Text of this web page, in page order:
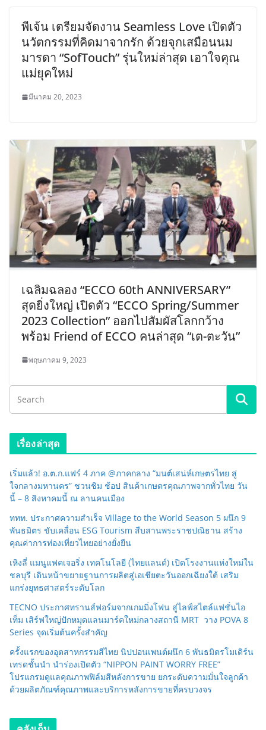
พีเจ้น เตรียมจัดงาน Seamless Love เปิดตัว
นวัตกรรมที่คิดมาจากรัก ด้วยจุกเสมือนนม
มารดา “SofTouch” รุ่นใหม่ล่าสุด เอาใจคุณ
แม่ยุคใหม่
มีนาคม 20, 2023
เฉลิมฉลอง “ECCO 60th ANNIVERSARY”
สุดยิ่งใหญ่ เปิดตัว “ECCO Spring/Summer
2023 Collection” ออกไปสัมผัสโลกกว้าง
พร้อม Friend of ECCO คนล่าสุด “เต-ตะวัน”
พฤษภาคม 9, 2023
เรื่องล่าสุด
เริ่มแล้ว! อ.ต.ก.แฟร์ 4 ภาค @ภาคกลาง “มนต์เสน่ห์เกษตรไทย สู่
ใจกลางมหานคร” ชวนชิม ช้อป สินค้าเกษตรคุณภาพจากทั่วไทย วัน
นี้ – 8 สิงหาคมนี้ ณ ลานคนเมือง
ททท. ประกาศความสำเร็จ Village to the World Season 5 ผนึก 9
พันธมิตร ขับเคลื่อน ESG Tourism สืบสานพระราชปณิธาน สร้าง
คุณค่าการท่องเที่ยวไทยอย่างยั่งยืน
เหิงลี่ แมนูแฟคเจอริ่ง เทคโนโลยี (ไทยแลนด์) เปิดโรงงานแห่งใหม่ใน
ชลบุรี เดินหน้าขยายฐานการผลิตสู่เอเชียตะวันออกเฉียงใต้ เสริม
แกร่งยุทธศาสตร์ระดับโลก
TECNO ประกาศทรานส์ฟอร์มจากเกมมิ่งโฟน สู่ไลฟ์สไตล์แฟชั่นไอ
เท็ม เสิร์ฟใหญ่ปักหมุดแลนมาร์คใหม่กลางสถานี MRT วาง POVA 8
Series จุดเริ่มต้นครั้งสำคัญ
ครั้งแรกของอุตสาหกรรมสีไทย นิปปอนเพนต์ผนึก 6 พันธมิตรโมเดิร์น
เทรดชั้นนำ นำร่องเปิดตัว “NIPPON PAINT WORRY FREE”
โปรแกรมดูแลคุณภาพฟิล์มสีหลังการขาย ยกระดับความมั่นใจลูกค้า
ด้วยผลิตภัณฑ์คุณภาพและบริการหลังการขายที่ครบวงจร